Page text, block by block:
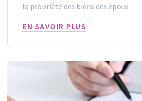
la propriété des biens des époux.
EN SAVOIR PLUS